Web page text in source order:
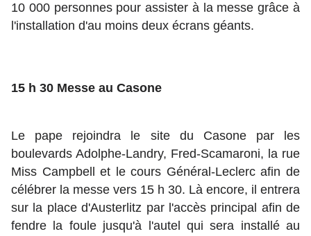
10 000 personnes pour assister à la messe grâce à
l'installation d'au moins deux écrans géants.
15 h 30 Messe au Casone
Le pape rejoindra le site du Casone par les
boulevards Adolphe-Landry, Fred-Scamaroni, la rue
Miss Campbell et le cours Général-Leclerc afin de
célébrer la messe vers 15 h 30. Là encore, il entrera
sur la place d'Austerlitz par l'accès principal afin de
fendre la foule jusqu'à l'autel qui sera installé au